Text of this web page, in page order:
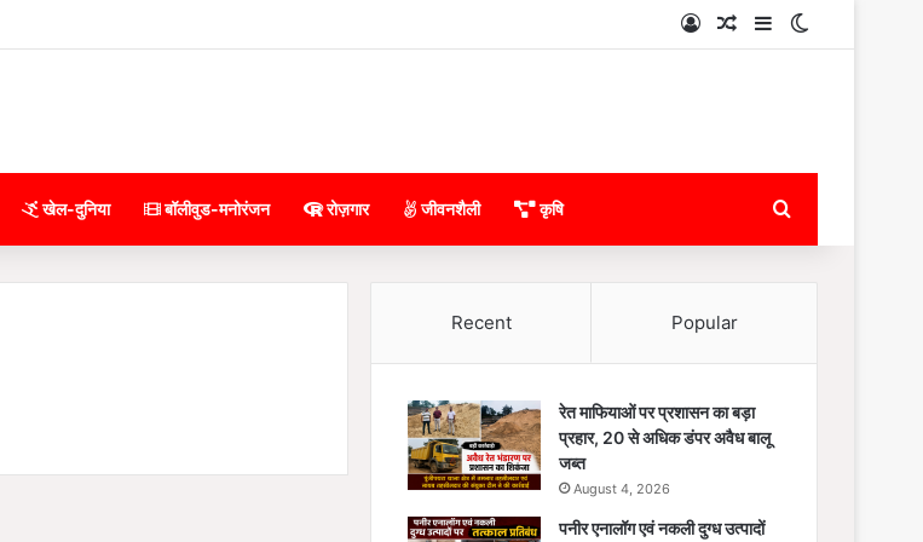
Log InRandom Article
Sidebar
खेल-दुनिया बॉलीवुड-मनोरंजन रोज़गार जीवनशैली कृषि
Recent Popular
रेत माफियाओं पर प्रशासन का बड़ा
प्रहार, 20 से अधिक डंपर अवैध बालू
जब्त
August 4, 2026
पनीर एनालॉग एवं नकली दुग्ध उत्पादों